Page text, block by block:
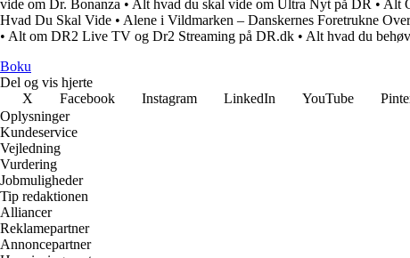
vide om Dr. Bonanza • Alt hvad du skal vide om Ultra Nyt på DR • Alt
Hvad Du Skal Vide • Alene i Vildmarken – Danskernes Foretrukne
• Alt om DR2 Live TV og Dr2 Streaming på DR.dk • Alt hvad du
Boku
Del og vis hjerte
X
Facebook Instagram LinkedIn YouTube
Oplysninger
Kundeservice
Vejledning
Vurdering
Jobmuligheder
Tip redaktionen
Alliancer
Reklamepartner
Annoncepartner